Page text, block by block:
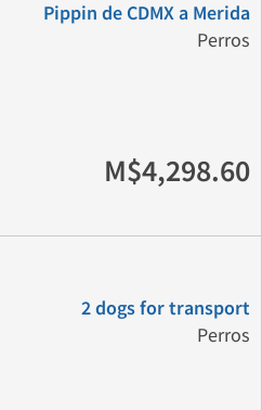
Pippin de CDMX a Merida
Perros
M$4,298.60
2 dogs for transport
Perros